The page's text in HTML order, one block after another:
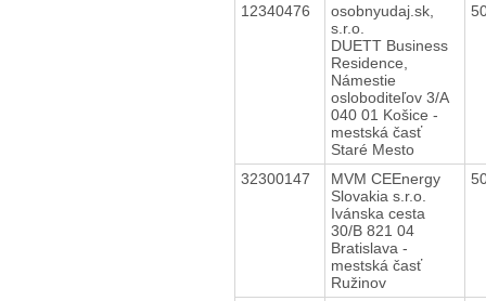
12340476
osobnyudaj.sk,
s.r.o.
DUETT Business
Residence,
Námestie
osloboditeľov 3/A
040 01 Košice -
mestská časť
Staré Mesto
32300147
MVM CEEnergy
Slovakia s.r.o.
Ivánska cesta
30/B 821 04
Bratislava -
mestská časť
Ružinov